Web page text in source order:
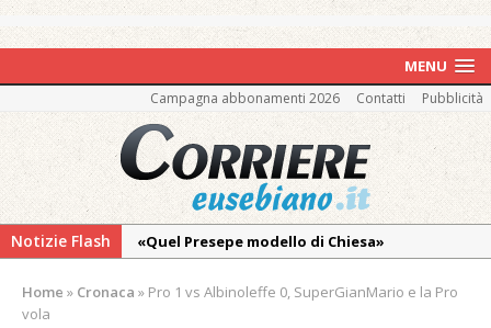
MENU
Campagna abbonamenti 2026 Contatti Pubblicità
Notizie Flash
«Quel Presepe modello di Chiesa»
Ringraziamento: convegno, messa e
Home » Cronaca » Pro 1 vs Albinoleffe 0, SuperGianMario e la Pro
vola